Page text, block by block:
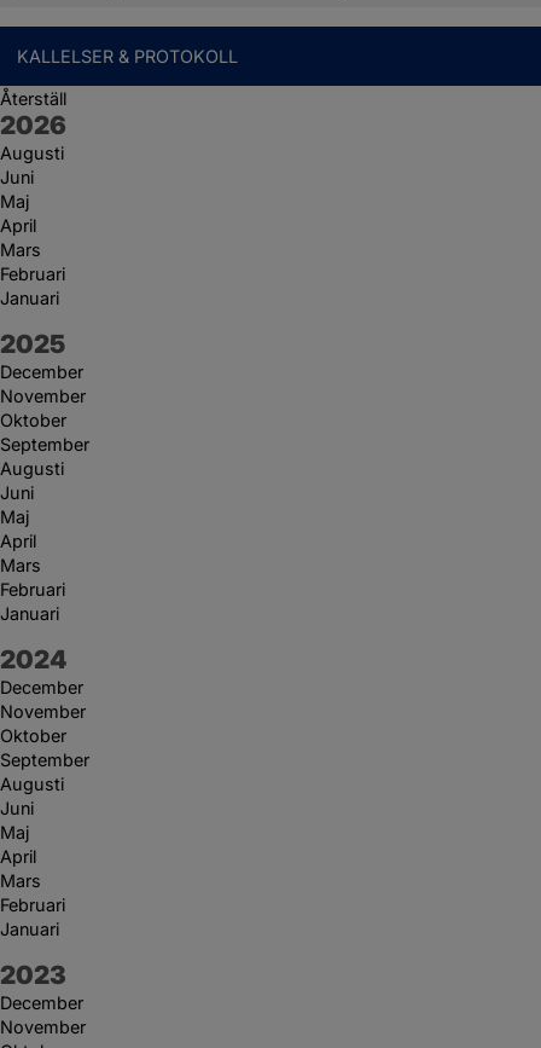
KALLELSER & PROTOKOLL
Återställ
År:
2026
Augusti
Juni
Maj
April
Mars
Februari
Januari
År:
2025
December
November
Oktober
September
Augusti
Juni
Maj
April
Mars
Februari
Januari
År:
2024
December
November
Oktober
September
Augusti
Juni
Maj
April
Mars
Februari
Januari
År:
2023
December
November